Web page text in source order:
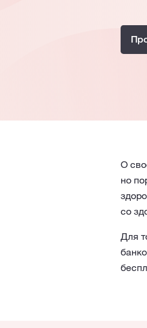
О
но
со
Для